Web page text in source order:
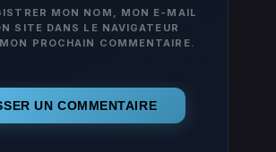
MON NOM, MON E-MAIL
SITE DANS LE NAVIGATEUR
PROCHAIN COMMENTAIRE.